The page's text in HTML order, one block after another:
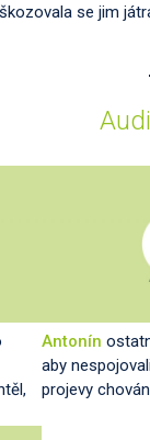
se jim
Antonín
aby
projevy